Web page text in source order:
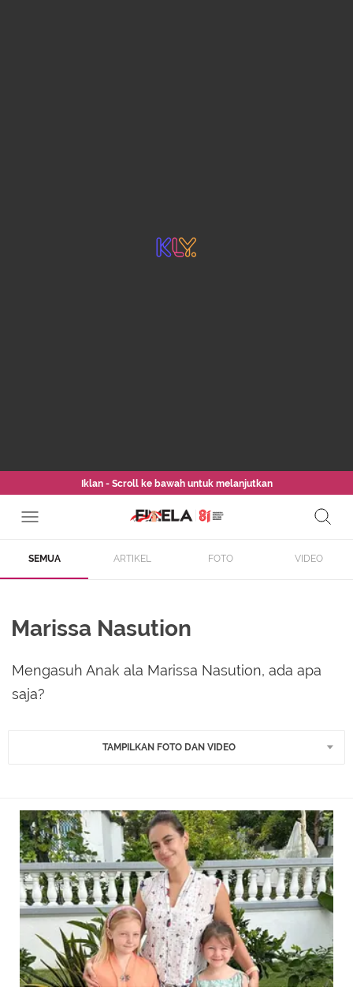
Iklan - Scroll ke bawah untuk melanjutkan
SEMUA ARTIKEL FOTO VIDEO
Marissa Nasution
Mengasuh Anak ala Marissa Nasution, ada apa
saja?
TAMPILKAN FOTO DAN VIDEO